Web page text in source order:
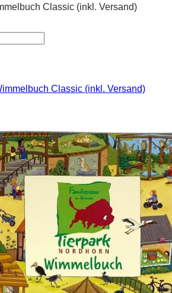
Classic (inkl. Versand)
Classic (inkl. Versand)